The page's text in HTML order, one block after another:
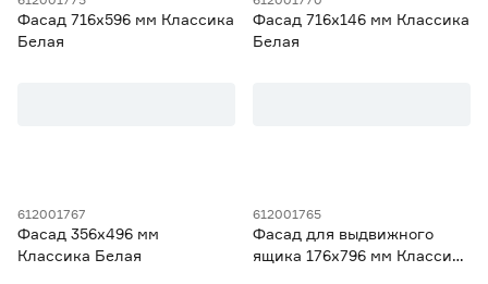
Фасад 716х596 мм Классика
Белая
Фасад 716х146 мм Классика
Белая
612001767
Фасад 356х496 мм
Классика Белая
612001765
Фасад для выдвижного
ящика 176х796 мм Классика